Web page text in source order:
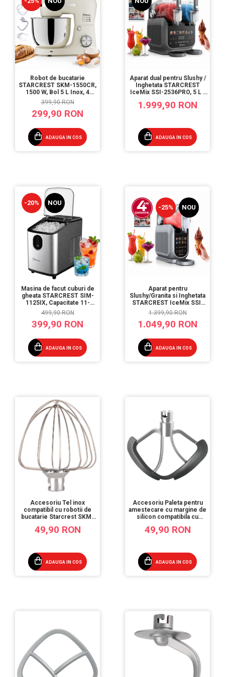
Robot de bucatarie
STARCREST SKM-1550CR,
1500 W, Bol 5 L Inox, 4
Accesorii, 10 Viteze +
Pulse, Crem
399,90 RON
299,90 RON
ADAUGA IN COS
Aparat dual pentru Slushy /
Inghetata STARCREST
IceMix SSI-2536PRO, 5 L (
tactil, 8 Programe,
1.999,90 RON
ADAUGA IN COS
-20% NOU
Masina de facut cuburi de
gheata STARCREST SIM-
1125IX, Capacitate 11-
12Kg/24h, Cos gheata
detasabil, Rezervor apa 0.8
l, Inox
499,90 RON
399,90 RON
ADAUGA IN COS
-25% NOU
Aparat pentru
Slushy/Granita si Inghetata
STARCREST IceMix SSI-
2518PRO, 2.5L, Panou de
control tactil, 8 Programe,
Carte retete, Gri/Negru
1.399,90 RON
1.049,90 RON
ADAUGA IN COS
Accesoriu Tel inox
compatibil cu robotii de
bucatarie Starcrest SKM-
49,90 RON
ADAUGA IN COS
Accesoriu Paleta pentru
amestecare cu margine de
silicon compatibila cu
Starcrest SKM-1500BK /
49,90 RON
ADAUGA IN COS